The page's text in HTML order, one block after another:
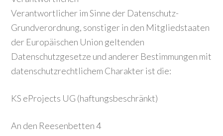
Verantwortlicher im Sinne der Datenschutz-
Grundverordnung, sonstiger in den Mitgliedstaaten
der Europäischen Union geltenden
Datenschutzgesetze und anderer Bestimmungen mit
datenschutzrechtlichem Charakter ist die:
KS eProjects UG (haftungsbeschränkt)
An den Reesenbetten 4